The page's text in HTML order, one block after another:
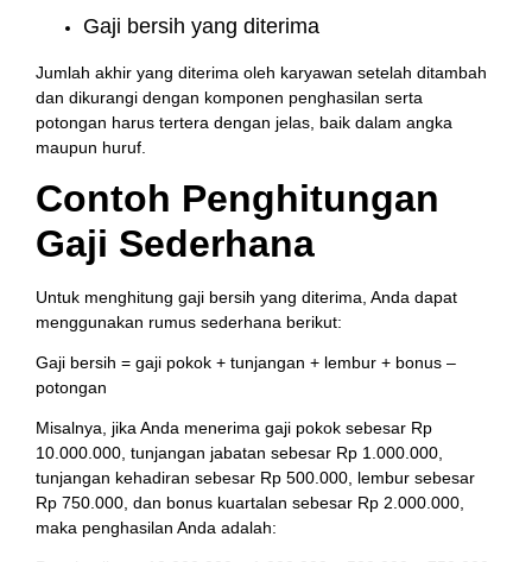
Gaji bersih yang diterima
Jumlah akhir yang diterima oleh karyawan setelah ditambah
dan dikurangi dengan komponen penghasilan serta
potongan harus tertera dengan jelas, baik dalam angka
maupun huruf.
Contoh Penghitungan
Gaji Sederhana
Untuk menghitung gaji bersih yang diterima, Anda dapat
menggunakan rumus sederhana berikut:
Gaji bersih = gaji pokok + tunjangan + lembur + bonus –
potongan
Misalnya, jika Anda menerima gaji pokok sebesar Rp
10.000.000, tunjangan jabatan sebesar Rp 1.000.000,
tunjangan kehadiran sebesar Rp 500.000, lembur sebesar
Rp 750.000, dan bonus kuartalan sebesar Rp 2.000.000,
maka penghasilan Anda adalah: